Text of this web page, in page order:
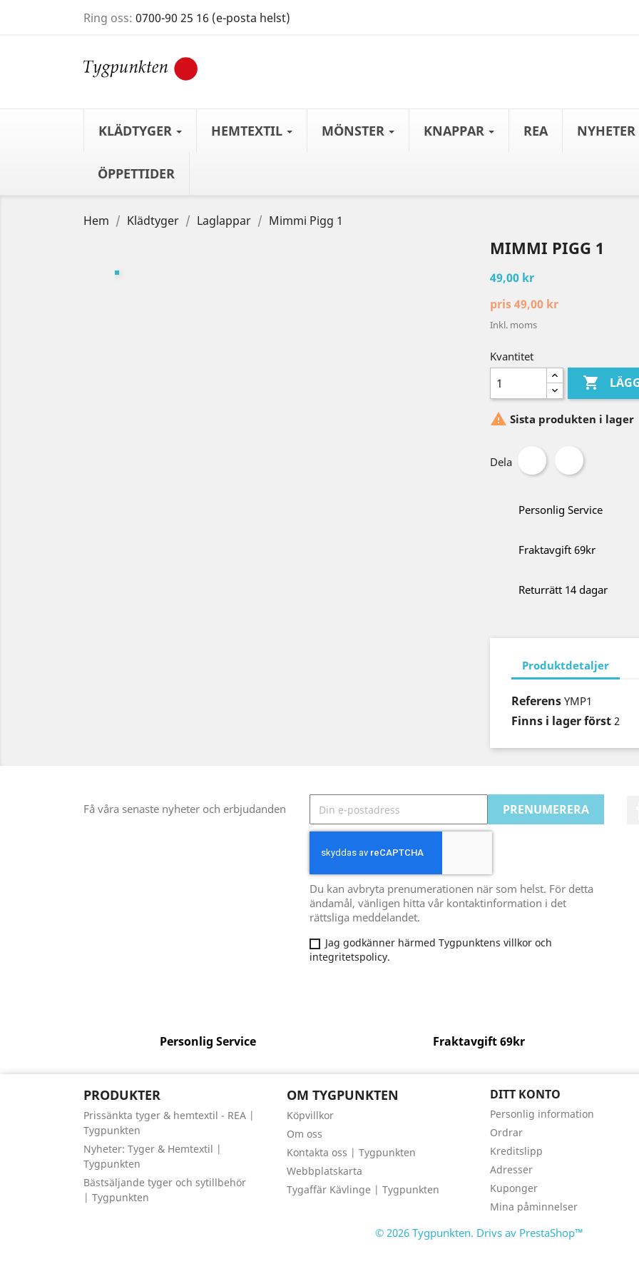
Ring oss: 0700-90 25 16 (e-posta helst)
KLÄDTYGER HEMTEXTIL MÖNSTER KNAPPAR REA NYHETER
ÖPPETTIDER
Hem Klädtyger Laglappar Mimmi Pigg 1
MIMMI PIGG 1
49,00 kr
pris 49,00 kr
Inkl. moms
Kvantitet

 Sista produkten i lager
Dela
Personlig Service
Fraktavgift 69kr
Returrätt 14 dagar
Produktdetaljer
Referens YMP1
Finns i lager först 2
Få våra senaste nyheter och erbjudanden
Du kan avbryta prenumerationen när som helst. För detta
ändamål, vänligen hitta vår kontaktinformation i det
rättsliga meddelandet.
Jag godkänner härmed Tygpunktens villkor och
integritetspolicy.
Personlig Service Fraktavgift 69kr
PRODUKTER
Prissänkta tyger & hemtextil - REA |
Tygpunkten
Nyheter: Tyger & Hemtextil |
Tygpunkten
Bästsäljande tyger och sytillbehör
| Tygpunkten
OM TYGPUNKTEN
Köpvillkor
Om oss
Kontakta oss | Tygpunkten
Webbplatskarta
Tygaffär Kävlinge | Tygpunkten
DITT KONTO
Personlig information
Ordrar
Kreditslipp
Adresser
Kuponger
Mina påminnelser
© 2026 Tygpunkten. Drivs av PrestaShop™